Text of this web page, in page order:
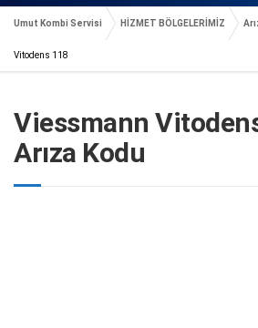
Umut Kombi Servisi HİZMET BÖLGELERİMİZ
Vitodens 118
Viessmann
Arıza Kodu